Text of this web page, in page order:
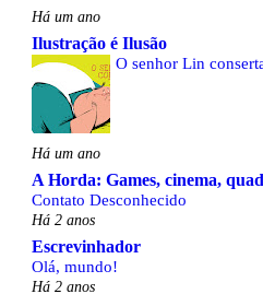
Há um ano
Ilustração é Ilusão
O senhor Lin
Há um ano
A Horda: Games, cinema,
Contato Desconhecido
Há 2 anos
Escrevinhador
Olá, mundo!
Há 2 anos